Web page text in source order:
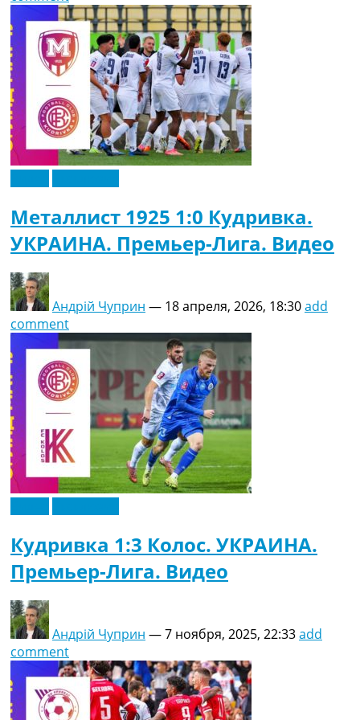
Металлист 1925 1:0 Кудривка.
УКРАИНА. Премьер-Лига. Видео
Андрій Чуприн — 18 апреля, 2026, 18:30add
comment
Кудривка 1:3 Колос. УКРАИНА.
Премьер-Лига. Видео
Андрій Чуприн —7 ноября, 2025, 22:33add
comment